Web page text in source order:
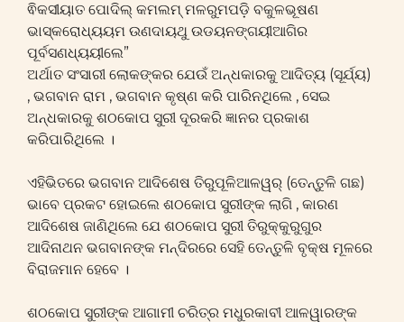
ଵିକସୀୟାତ ପୋଦିଲ୍ କମଲମ୍ ମଳରୁମପଡ଼ି ବକୁଳଭୂଷଣ
ଭାସ୍କରୋଧ୍ୟୟମ ଉଣଦାୟଥୁ ଉଡୟନଙ୍ଗୟୀଆଗିର
ପୂର୍ବସଣଧ୍ୟୟୀଲେ”
ଅର୍ଥାତ ସଂସାରୀ ଲୋକଙ୍କର ଯେଉଁ ଅନ୍ଧକାରକୁ ଆଦିତ୍ୟ (ସୂର୍ଯ୍ୟ)
, ଭଗବାନ ରାମ , ଭଗବାନ କୃଷ୍ଣ କରି ପାରିନଥିଲେ , ସେଇ
ଅନ୍ଧକାରକୁ ଶଠକୋପ ସୁରୀ ଦୂରକରି ଜ୍ଞାନର ପ୍ରକାଶ
କରିପାରିଥିଲେ ।
ଏହିଭିତରେ ଭଗବାନ ଆଦିଶେଷ ତିରୁପୂଳିଆଳୱର୍ (ତେନ୍ତୁଳି ଗଛ)
ଭାବେ ପ୍ରକଟ ହୋଇଲେ ଶଠକୋପ ସୁରୀଙ୍କ ଲାଗି , କାରଣ
ଆଦିଶେଷ ଜାଣିଥିଲେ ଯେ ଶଠକୋପ ସୁରୀ ତିରୁକ୍କୁରୁଗୁର
ଆଦିନାଥନ ଭଗବାନଙ୍କ ମନ୍ଦିରରେ ସେହି ତେନ୍ତୁଳି ବୃକ୍ଷ ମୂଳରେ
ବିରାଜମାନ ହେବେ ।
ଶଠକୋପ ସୁରୀଙ୍କ ଆଗାମୀ ଚରିତ୍ର ମଧୁରକାବୀ ଆଳୱାରଙ୍କ